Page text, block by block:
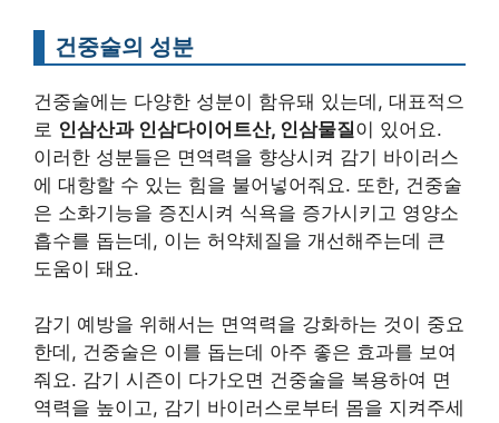
건중술의 성분
건중술에는 다양한 성분이 함유돼 있는데, 대표적으
로 인삼산과 인삼다이어트산, 인삼물질이 있어요.
이러한 성분들은 면역력을 향상시켜 감기 바이러스
에 대항할 수 있는 힘을 불어넣어줘요. 또한, 건중술
은 소화기능을 증진시켜 식욕을 증가시키고 영양소
흡수를 돕는데, 이는 허약체질을 개선해주는데 큰
도움이 돼요.
감기 예방을 위해서는 면역력을 강화하는 것이 중요
한데, 건중술은 이를 돕는데 아주 좋은 효과를 보여
줘요. 감기 시즌이 다가오면 건중술을 복용하여 면
역력을 높이고, 감기 바이러스로부터 몸을 지켜주세